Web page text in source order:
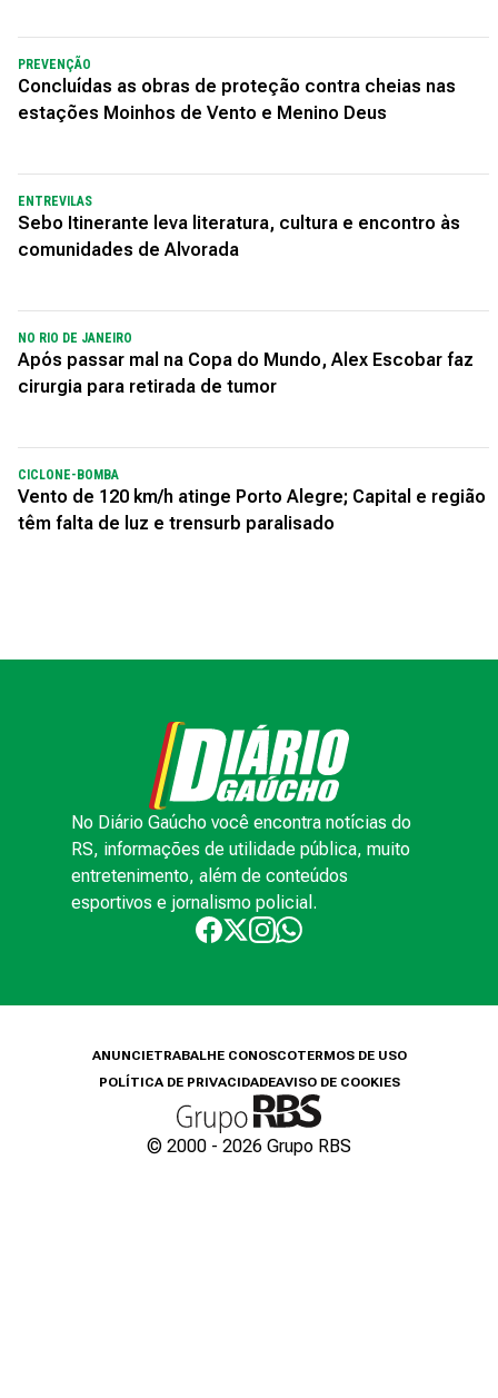
PREVENÇÃO
Concluídas as obras de proteção contra cheias nas
estações Moinhos de Vento e Menino Deus
ENTREVILAS
Sebo Itinerante leva literatura, cultura e encontro às
comunidades de Alvorada
NO RIO DE JANEIRO
Após passar mal na Copa do Mundo, Alex Escobar faz
cirurgia para retirada de tumor
CICLONE-BOMBA
Vento de 120 km/h atinge Porto Alegre; Capital e região
têm falta de luz e trensurb paralisado
No Diário Gaúcho você encontra notícias do
RS, informações de utilidade pública, muito
entretenimento, além de conteúdos
esportivos e jornalismo policial.
ANUNCIETRABALHE CONOSCOTERMOS DE USO
POLÍTICA DE PRIVACIDADEAVISO DE COOKIES
© 2000 - 2026 Grupo RBS